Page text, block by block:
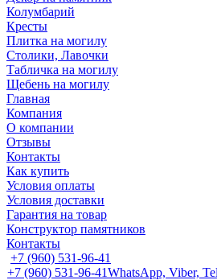
Колумбарий
Кресты
Плитка на могилу
Столики, Лавочки
Табличка на могилу
Щебень на могилу
Главная
Компания
О компании
Отзывы
Контакты
Как купить
Условия оплаты
Условия доставки
Гарантия на товар
Конструктор памятников
Контакты
+7 (960) 531-96-41
+7 (960) 531-96-41WhatsApp, Viber,